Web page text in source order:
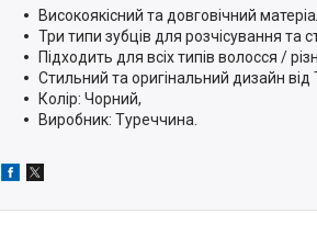
Високоякісний та довговічний
Три типи зубців для розчісування та
Підходить для всіх типів волосся /
Стильний та оригінальний дизайн від
Колір: Чорний,
Виробник: Туреччина.